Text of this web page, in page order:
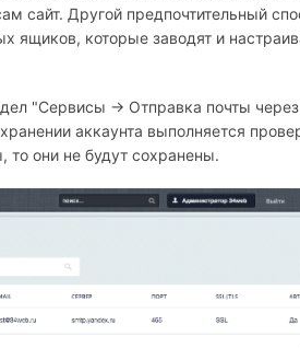
сайт. Другой предпочтительный
ящиков, которые заводят и
"Сервисы → Отправка почты
аккаунта выполняется
то они не будут сохранены.